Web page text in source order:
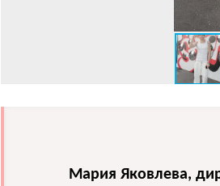
Мария Яковлева,